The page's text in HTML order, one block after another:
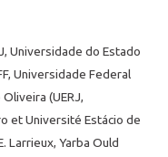
Universidade do Estado
Universidade Federal
(UERJ,
et Université Estácio de
Larrieux, Yarba Ould